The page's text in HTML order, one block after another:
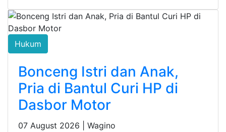
Hukum
Bonceng Istri dan Anak,
Pria di Bantul Curi HP di
Dasbor Motor
07 August 2026 | Wagino